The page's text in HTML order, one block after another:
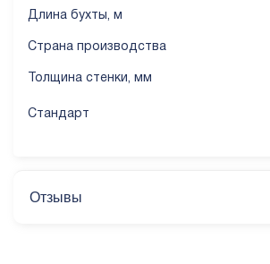
Длина бухты, м
Страна производства
Толщина стенки, мм
Стандарт
Отзывы